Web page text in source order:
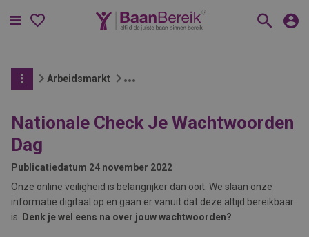
Menu
Arbeidsmarkt
Nationale Check Je Wachtwoorden
Dag
Publicatiedatum 24 november 2022
Onze online veiligheid is belangrijker dan ooit. We slaan onze
informatie digitaal op en gaan er vanuit dat deze altijd bereikbaar
is.
Denk je wel eens na over jouw wachtwoorden?